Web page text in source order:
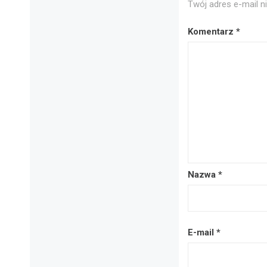
Twój adres e-mail
Komentarz *
Nazwa *
E-mail *